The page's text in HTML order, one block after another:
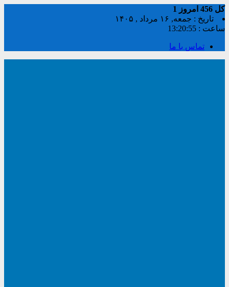
کل امروز
1
تاریخ : جمعه, ۱۶ مرداد , ۱۴۰۵
ساعت : 13:20:55
تماس با ما